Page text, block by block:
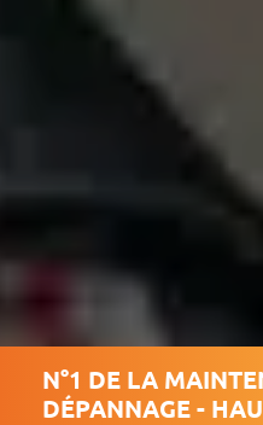
N°1 DE LA
DÉPANNAGE -